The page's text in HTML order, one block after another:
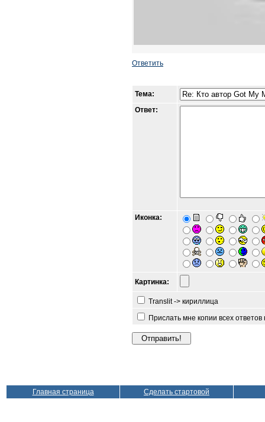
Ответить
Тема:
Ответ:
Иконка:
Картинка:
Translit -> кириллица
Прислать мне копии всех
Главная страница Сделать стартовой